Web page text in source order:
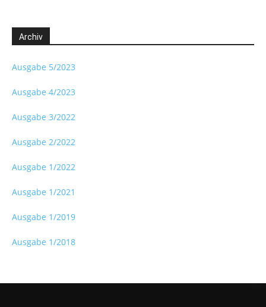
Archiv
Ausgabe 5/2023
Ausgabe 4/2023
Ausgabe 3/2022
Ausgabe 2/2022
Ausgabe 1/2022
Ausgabe 1/2021
Ausgabe 1/2019
Ausgabe 1/2018